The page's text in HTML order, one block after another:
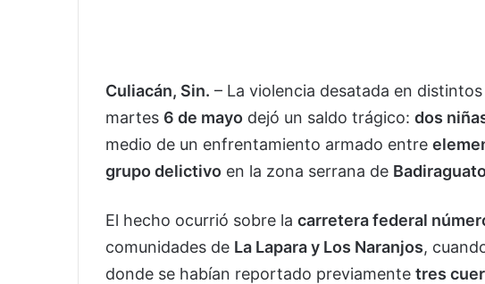
Culiacán, Sin. – La violencia desatada en
martes 6 de mayo dejó un saldo trágico: dos
medio de un enfrentamiento armado entre
grupo delictivo en la zona serrana de
El hecho ocurrió sobre la carretera federal
comunidades de La Lapara y Los Naranjos,
donde se habían reportado previamente tres